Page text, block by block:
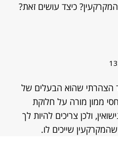
כיצד עושים זאת?
הצהרתי שהוא הבעלים של
ממון מורה על חלוקת
ולכן צריכים להיות לך
שייכים לו.